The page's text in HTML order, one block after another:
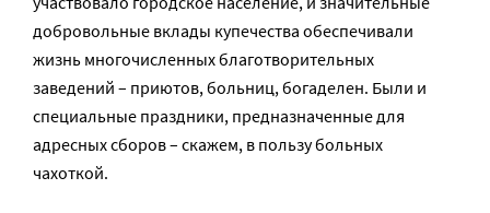
добровольные вклады купечества обеспечивали
жизнь многочисленных благотворительных
заведений – приютов, больниц, богаделен. Были и
специальные праздники, предназначенные для
адресных сборов – скажем, в пользу больных
чахоткой.